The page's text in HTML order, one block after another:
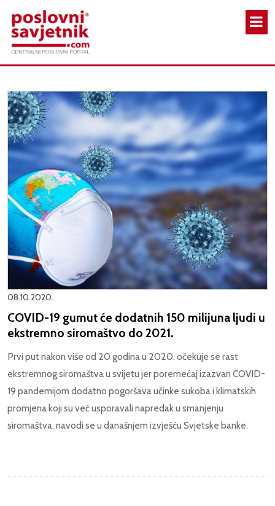
08.10.2020.
COVID-19 gurnut će dodatnih 150 milijuna ljudi u
ekstremno siromaštvo do 2021.
Prvi put nakon više od 20 godina u 2020. očekuje se rast
ekstremnog siromaštva u svijetu jer poremećaj izazvan COVID-
19 pandemijom dodatno pogoršava učinke sukoba i klimatskih
promjena koji su već usporavali napredak u smanjenju
siromaštva, navodi se u današnjem izvješću Svjetske banke.